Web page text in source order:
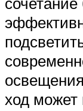
ход